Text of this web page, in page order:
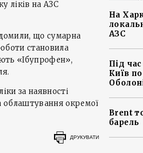
ліків на АЗС
що сумарна
становила
«Ібупрофен»,
за наявності
облаштування окремої
ДРУКУВАТИ
На
АЗС
Під
Київ
Brent
барель